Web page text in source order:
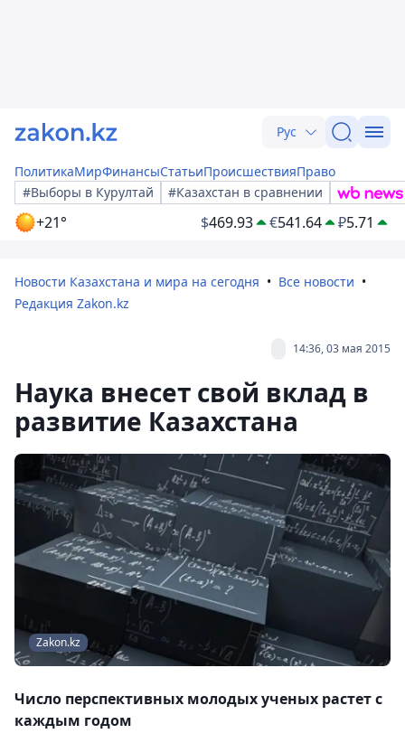
Рус
ПолитикаМирФинансыСтатьиПроисшествияПраво
#Выборы в Курултай
#Казахстан в сравнении
+21° $469.93 €541.64 ₽5.71
Новости Казахстана и мира на сегодня
Все новости
Редакция Zakon.kz
14:36, 03 мая 2015
Наука внесет свой вклад в
развитие Казахстана
Zakon.kz
Число перспективных молодых ученых растет с
каждым годом